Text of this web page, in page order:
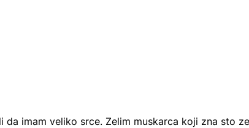
imam veliko srce. Zelim muskarca koji zna sto